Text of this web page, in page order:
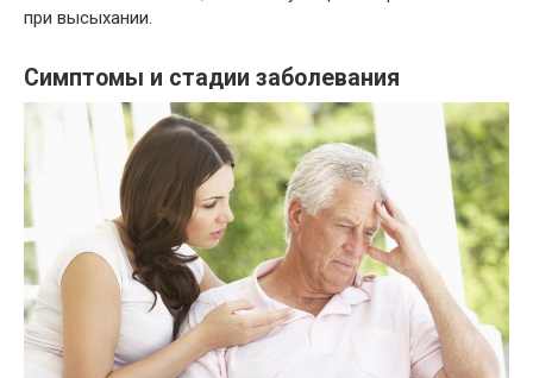
при высыхании.
Симптомы и стадии заболевания